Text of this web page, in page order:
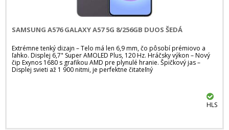
SAMSUNG A576 GALAXY A57 5G 8/256GB DUOS ŠEDÁ
Extrémne tenký dizajn – Telo má len 6,9 mm, čo pôsobí prémiovo a
ľahko. Displej 6,7" Super AMOLED Plus, 120 Hz. Hráčsky výkon – Nový
čip Exynos 1680 s grafikou AMD pre plynulé hranie. Špičkový jas –
Displej svieti až 1 900 nitmi, je perfektne čitateľný
HLS